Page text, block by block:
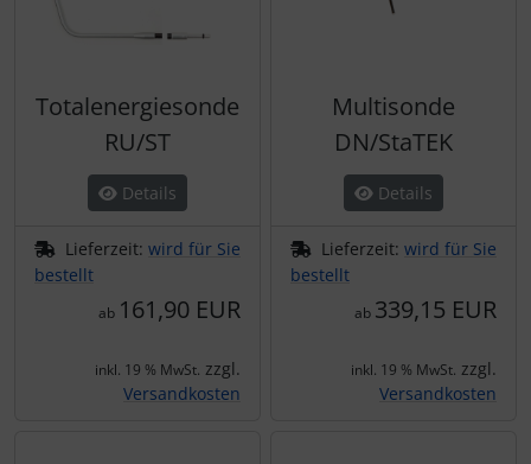
Totalenergiesonde
RU/ST
Details
Lieferzeit: wird für Sie
bestellt
ab 161,90 EUR
inkl. 19 % MwSt. zzgl.
Versandkosten
Multisonde
DN/StaTEK
Details
Lieferzeit: wird für Sie
bestellt
ab 339,15 EUR
inkl. 19 % MwSt. zzgl.
Versandkosten